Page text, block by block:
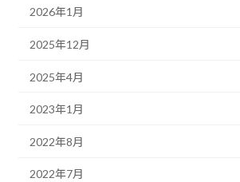
2026年1月
2025年12月
2025年4月
2023年1月
2022年8月
2022年7月